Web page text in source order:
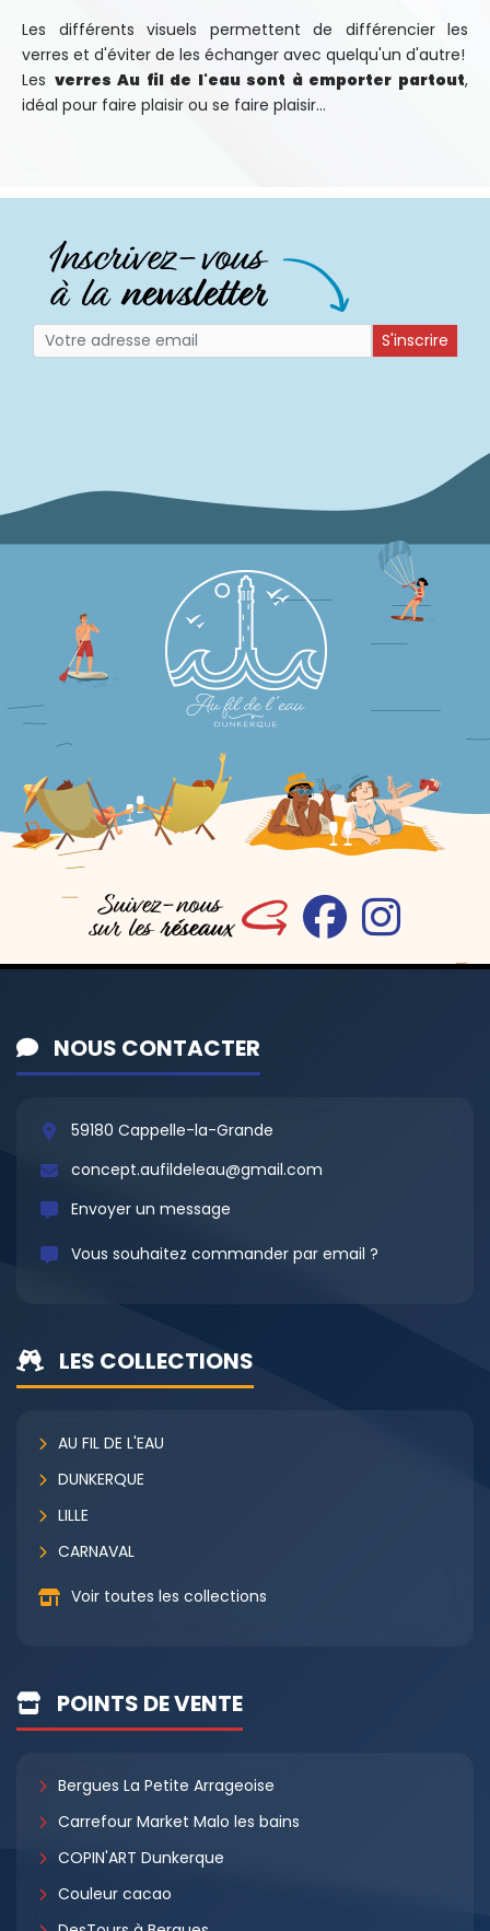
Les différents visuels permettent de différencier les
verres et d'éviter de les échanger avec quelqu'un d'autre!
Les verres Au fil de l'eau sont à emporter partout,
idéal pour faire plaisir ou se faire plaisir...
S'inscrire
NOUS CONTACTER
59180 Cappelle-la-Grande
concept.aufildeleau@gmail.com
Envoyer un message
Vous souhaitez commander par email ?
LES COLLECTIONS
AU FIL DE L'EAU
DUNKERQUE
LILLE
CARNAVAL
Voir toutes les collections
POINTS DE VENTE
Bergues La Petite Arrageoise
Carrefour Market Malo les bains
COPIN'ART Dunkerque
Couleur cacao